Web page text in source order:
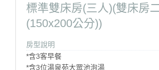
標準雙床房(三人)(雙床房
(150x200公分))
房型說明
*含3客早餐
*含3位湯泉苑大眾池泡湯